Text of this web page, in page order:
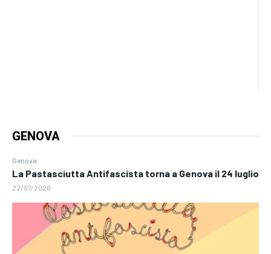
GENOVA
Genova
La Pastasciutta Antifascista torna a Genova il 24 luglio
22/07/2026